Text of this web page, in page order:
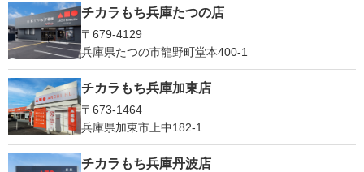
チカラもち兵庫たつの店
〒679-4129
兵庫県たつの市龍野町堂本400-1
チカラもち兵庫加東店
〒673-1464
兵庫県加東市上中182-1
チカラもち兵庫丹波店